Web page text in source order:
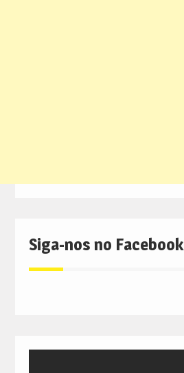
Siga-nos no Facebook